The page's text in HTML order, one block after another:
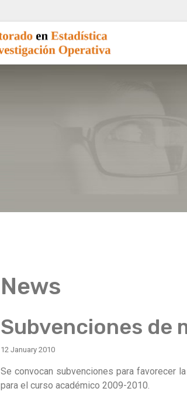
News
Subvenciones de
12 January 2010
Se convocan subvenciones para favorecer
para el curso académico 2009-2010.